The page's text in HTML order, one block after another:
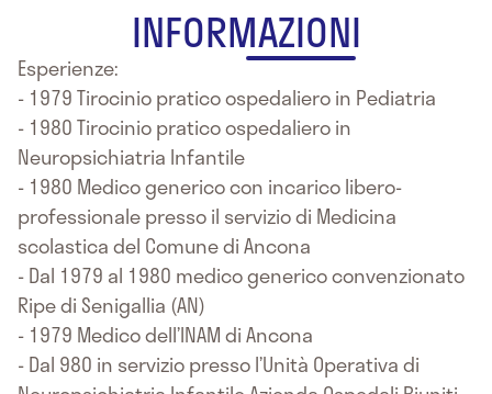
INFORMAZIONI
Esperienze:
- 1979 Tirocinio pratico ospedaliero in Pediatria
- 1980 Tirocinio pratico ospedaliero in
Neuropsichiatria Infantile
- 1980 Medico generico con incarico libero-
professionale presso il servizio di Medicina
scolastica del Comune di Ancona
- Dal 1979 al 1980 medico generico convenzionato
Ripe di Senigallia (AN)
- 1979 Medico dell’INAM di Ancona
- Dal 980 in servizio presso l’Unità Operativa di